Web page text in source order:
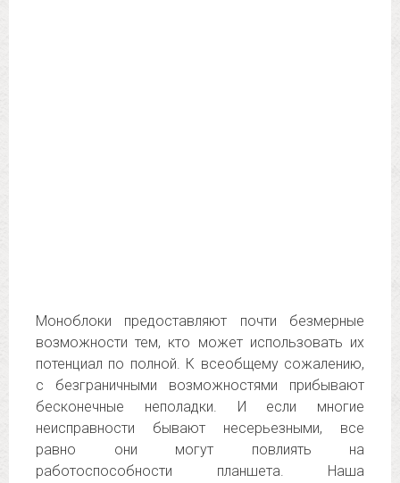
Моноблоки предоставляют почти безмерные
возможности тем, кто может использовать их
потенциал по полной. К всеобщему сожалению,
с безграничными возможностями прибывают
бесконечные неполадки. И если многие
неисправности бывают несерьезными, все
равно они могут повлиять на
работоспособности планшета. Наша